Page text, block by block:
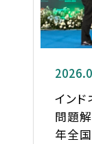
インド
問題
年全